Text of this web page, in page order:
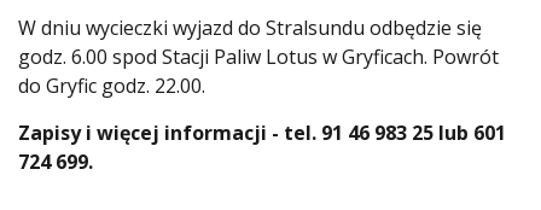
W dniu wycieczki wyjazd do Stralsundu odbędzie się
godz. 6.00 spod Stacji Paliw Lotus w Gryficach. Powrót
do Gryfic godz. 22.00.
Zapisy i więcej informacji - tel. 91 46 983 25 lub 601
724 699.